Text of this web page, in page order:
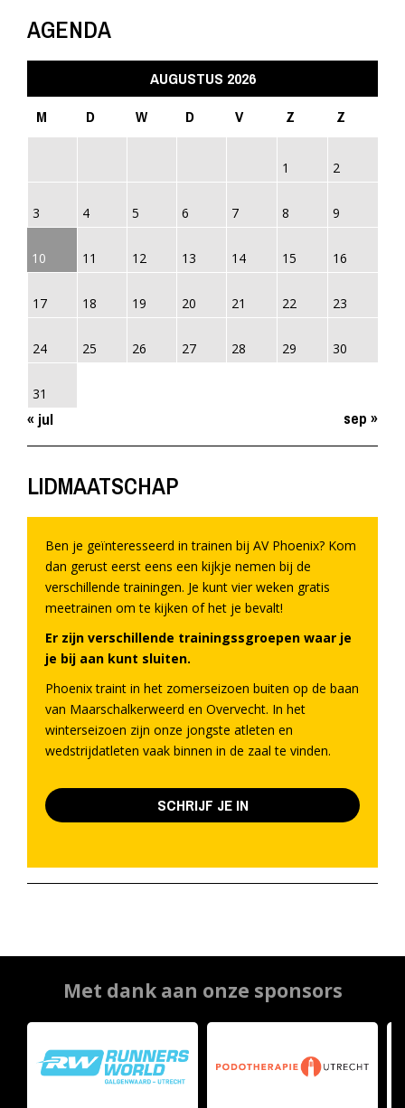
AGENDA
AUGUSTUS 2026
M
D W D V Z Z
1 2
3 4 5 6 7 8 9
10 11 12 13 14 15 16
17 18 19 20 21 22 23
24 25 26 27 28 29 30
31
« jul sep »
LIDMAATSCHAP
Ben je geïnteresseerd in trainen bij AV Phoenix? Kom
dan gerust eerst eens een kijkje nemen bij de
verschillende trainingen. Je kunt vier weken gratis
meetrainen om te kijken of het je bevalt!
Er zijn verschillende trainingssgroepen waar je
je bij aan kunt sluiten.
Phoenix traint in het zomerseizoen buiten op de baan
van Maarschalkerweerd en Overvecht. In het
winterseizoen zijn onze jongste atleten en
wedstrijdatleten vaak binnen in de zaal te vinden.
SCHRIJF JE IN
Met dank aan onze sponsors